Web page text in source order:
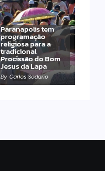
Paranapolis tem
programação
religiosa para a
tradicional
Procissão do Bom
Jesus da Lapa
By Carlos Sodario